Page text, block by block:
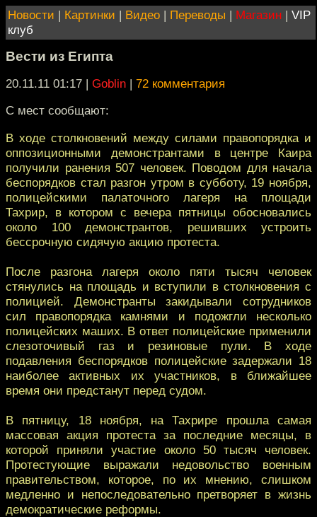
Новости | Картинки | Видео | Переводы | Магазин | VIP
клуб
Вести из Египта
20.11.11 01:17 | Goblin | 72 комментария
С мест сообщают:
В ходе столкновений между силами правопорядка и
оппозиционными демонстрантами в центре Каира
получили ранения 507 человек. Поводом для начала
беспорядков стал разгон утром в субботу, 19 ноября,
полицейскими палаточного лагеря на площади
Тахрир, в котором с вечера пятницы обосновались
около 100 демонстрантов, решивших устроить
бессрочную сидячую акцию протеста.
После разгона лагеря около пяти тысяч человек
стянулись на площадь и вступили в столкновения с
полицией. Демонстранты закидывали сотрудников
сил правопорядка камнями и подожгли несколько
полицейских маших. В ответ полицейские применили
слезоточивый газ и резиновые пули. В ходе
подавления беспорядков полицейские задержали 18
наиболее активных их участников, в ближайшее
время они предстанут перед судом.
В пятницу, 18 ноября, на Тахрире прошла самая
массовая акция протеста за последние месяцы, в
которой приняли участие около 50 тысяч человек.
Протестующие выражали недовольство военным
правительством, которое, по их мнению, слишком
медленно и непоследовательно претворяет в жизнь
демократические реформы.